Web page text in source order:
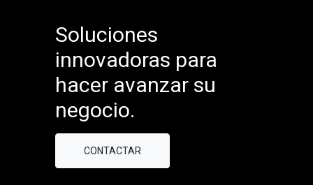
Soluciones
innovadoras para
hacer avanzar su
negocio.
CONTACTAR